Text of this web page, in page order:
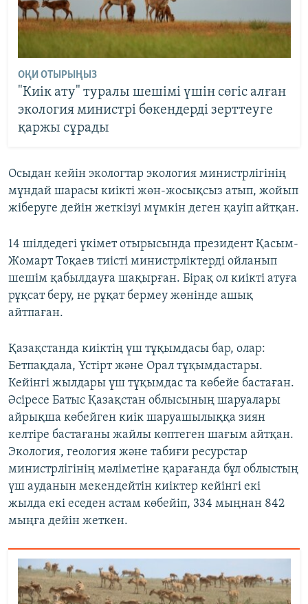
ОҚИ ОТЫРЫҢЫЗ
"Киік ату" туралы шешімі үшін сөгіс алған
экология министрі бөкендерді зерттеуге
қаржы сұрады
Осыдан кейін экологтар экология министрлігінің
мұндай шарасы киікті жөн-жосықсыз атып, жойып
жіберуге дейін жеткізуі мүмкін деген қауіп айтқан.
14 шілдедегі үкімет отырысында президент Қасым-
Жомарт Тоқаев тиісті министрліктерді ойланып
шешім қабылдауға шақырған. Бірақ ол киікті атуға
рұқсат беру, не рұқат бермеу жөнінде ашық
айтпаған.
Қазақстанда киіктің үш тұқымдасы бар, олар:
Бетпақдала, Үстірт және Орал тұқымдастары.
Кейінгі жылдары үш тұқымдас та көбейе бастаған.
Әсіресе Батыс Қазақстан облысының шаруалары
айрықша көбейген киік шаруашылыққа зиян
келтіре бастағаны жайлы көптеген шағым айтқан.
Экология, геология және табиғи ресурстар
министрлігінің мәліметіне қарағанда бұл облыстың
үш ауданын мекендейтін киіктер кейінгі екі
жылда екі еседен астам көбейіп, 334 мыңнан 842
мыңға дейін жеткен.